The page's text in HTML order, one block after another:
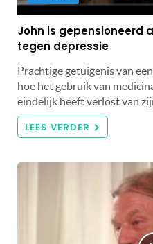
John is gepensioneerd
tegen depressie
Prachtige getuigenis van
hoe het gebruik van
eindelijk heeft verlost van
LEES VERDER